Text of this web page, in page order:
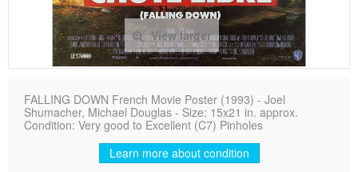
View larger
FALLING DOWN French Movie Poster (1993) - Joel
Shumacher, Michael Douglas - Size: 15x21 in. approx.
Condition: Very good to Excellent (C7) Pinholes
Learn more about condition